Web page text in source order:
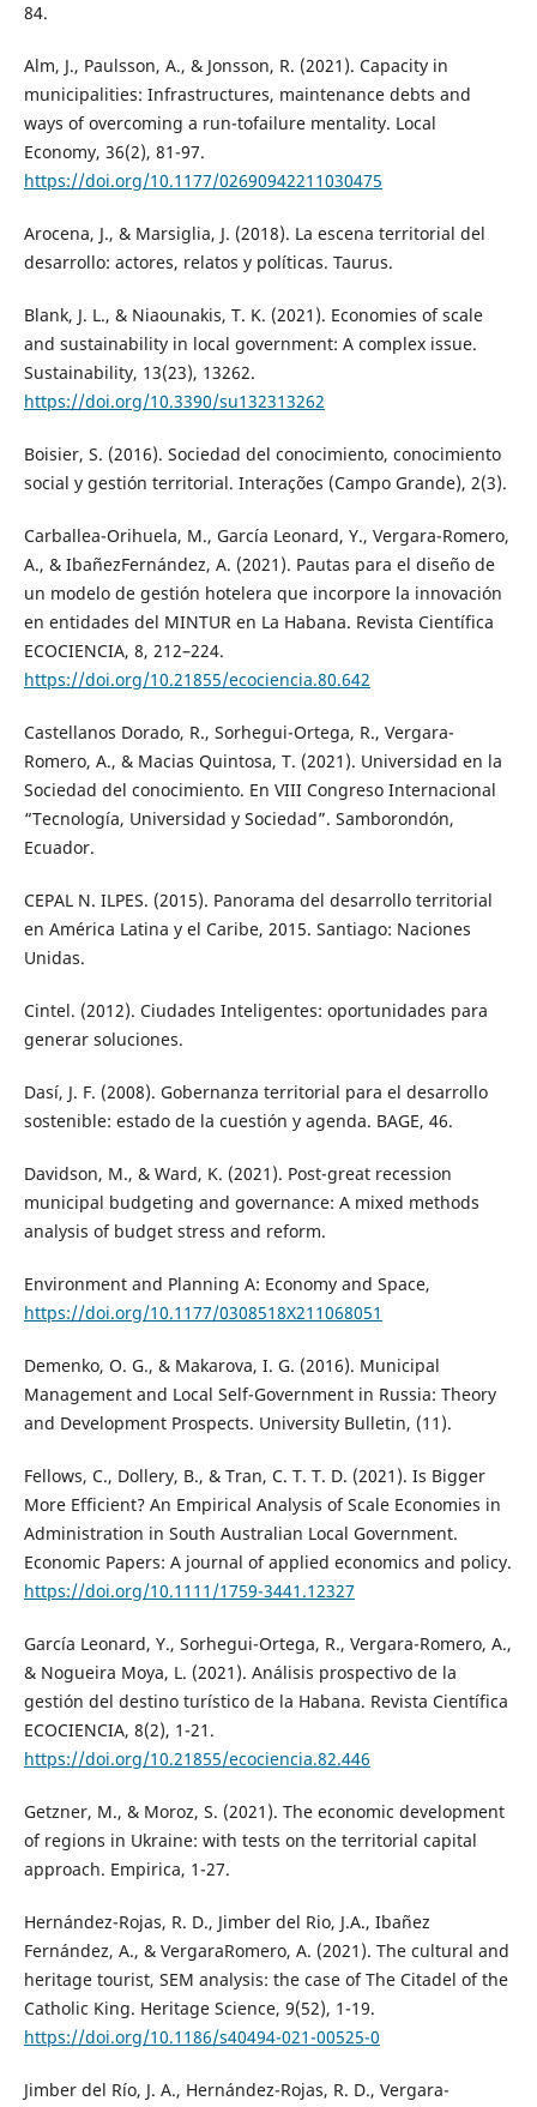
84.
Alm, J., Paulsson, A., & Jonsson, R. (2021). Capacity in
municipalities: Infrastructures, maintenance debts and
ways of overcoming a run-tofailure mentality. Local
Economy, 36(2), 81-97.
https://doi.org/10.1177/02690942211030475
Arocena, J., & Marsiglia, J. (2018). La escena territorial del
desarrollo: actores, relatos y políticas. Taurus.
Blank, J. L., & Niaounakis, T. K. (2021). Economies of scale
and sustainability in local government: A complex issue.
Sustainability, 13(23), 13262.
https://doi.org/10.3390/su132313262
Boisier, S. (2016). Sociedad del conocimiento, conocimiento
social y gestión territorial. Interações (Campo Grande), 2(3).
Carballea-Orihuela, M., García Leonard, Y., Vergara-Romero,
A., & IbañezFernández, A. (2021). Pautas para el diseño de
un modelo de gestión hotelera que incorpore la innovación
en entidades del MINTUR en La Habana. Revista Científica
ECOCIENCIA, 8, 212–224.
https://doi.org/10.21855/ecociencia.80.642
Castellanos Dorado, R., Sorhegui-Ortega, R., Vergara-
Romero, A., & Macias Quintosa, T. (2021). Universidad en la
Sociedad del conocimiento. En VIII Congreso Internacional
“Tecnología, Universidad y Sociedad”. Samborondón,
Ecuador.
CEPAL N. ILPES. (2015). Panorama del desarrollo territorial
en América Latina y el Caribe, 2015. Santiago: Naciones
Unidas.
Cintel. (2012). Ciudades Inteligentes: oportunidades para
generar soluciones.
Dasí, J. F. (2008). Gobernanza territorial para el desarrollo
sostenible: estado de la cuestión y agenda. BAGE, 46.
Davidson, M., & Ward, K. (2021). Post-great recession
municipal budgeting and governance: A mixed methods
analysis of budget stress and reform.
Environment and Planning A: Economy and Space,
https://doi.org/10.1177/0308518X211068051
Demenko, O. G., & Makarova, I. G. (2016). Municipal
Management and Local Self-Government in Russia: Theory
and Development Prospects. University Bulletin, (11).
Fellows, C., Dollery, B., & Tran, C. T. T. D. (2021). Is Bigger
More Efficient? An Empirical Analysis of Scale Economies in
Administration in South Australian Local Government.
Economic Papers: A journal of applied economics and policy.
https://doi.org/10.1111/1759-3441.12327
García Leonard, Y., Sorhegui-Ortega, R., Vergara-Romero, A.,
& Nogueira Moya, L. (2021). Análisis prospectivo de la
gestión del destino turístico de la Habana. Revista Científica
ECOCIENCIA, 8(2), 1-21.
https://doi.org/10.21855/ecociencia.82.446
Getzner, M., & Moroz, S. (2021). The economic development
of regions in Ukraine: with tests on the territorial capital
approach. Empirica, 1-27.
Hernández-Rojas, R. D., Jimber del Rio, J.A., Ibañez
Fernández, A., & VergaraRomero, A. (2021). The cultural and
heritage tourist, SEM analysis: the case of The Citadel of the
Catholic King. Heritage Science, 9(52), 1-19.
https://doi.org/10.1186/s40494-021-00525-0
Jimber del Río, J. A., Hernández-Rojas, R. D., Vergara-